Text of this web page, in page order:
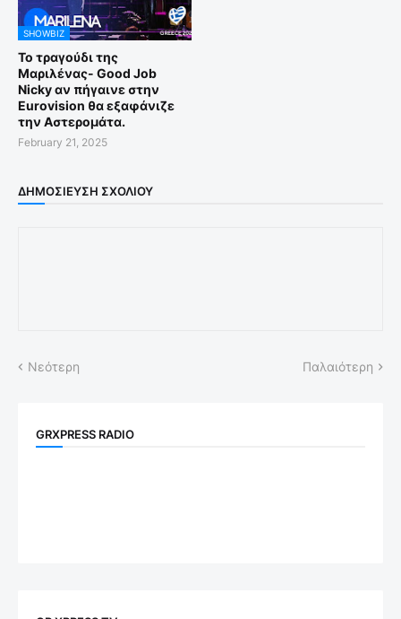
SHOWBIZ
Το τραγούδι της
Μαριλένας- Good Job
Nicky αν πήγαινε στην
Eurovision θα εξαφάνιζε
την Αστερομάτα.
February 21, 2025
ΔΗΜΟΣΊΕΥΣΗ ΣΧΟΛΊΟΥ
Νεότερη Παλαιότερη
GRXPRESS RADIO